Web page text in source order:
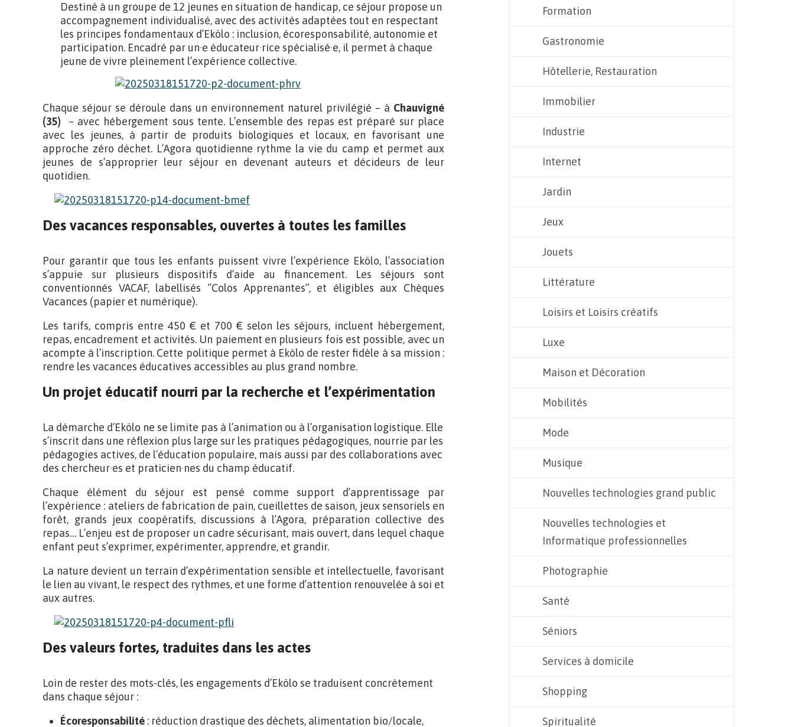
Destiné à un groupe de 12 jeunes en situation de handicap, ce séjour propose un
accompagnement individualisé, avec des activités adaptées tout en respectant
les principes fondamentaux d’Ekölo : inclusion, écoresponsabilité, autonomie et
participation. Encadré par un·e éducateur·rice spécialisé·e, il permet à chaque
jeune de vivre pleinement l’expérience collective.
Chaque séjour se déroule dans un environnement naturel privilégié – à Chauvigné
(35) – avec hébergement sous tente. L’ensemble des repas est préparé sur place
avec les jeunes, à partir de produits biologiques et locaux, en favorisant une
approche zéro déchet. L’Agora quotidienne rythme la vie du camp et permet aux
jeunes de s’approprier leur séjour en devenant auteurs et décideurs de leur
quotidien.
Des vacances responsables, ouvertes à toutes les familles
Pour garantir que tous les enfants puissent vivre l’expérience Ekölo, l’association
s’appuie sur plusieurs dispositifs d’aide au financement. Les séjours sont
conventionnés VACAF, labellisés “Colos Apprenantes”, et éligibles aux Chèques
Vacances (papier et numérique).
Les tarifs, compris entre 450 € et 700 € selon les séjours, incluent hébergement,
repas, encadrement et activités. Un paiement en plusieurs fois est possible, avec un
acompte à l’inscription. Cette politique permet à Ekölo de rester fidèle à sa mission :
rendre les vacances éducatives accessibles au plus grand nombre.
Un projet éducatif nourri par la recherche et l’expérimentation
La démarche d’Ekölo ne se limite pas à l’animation ou à l’organisation logistique. Elle
s’inscrit dans une réflexion plus large sur les pratiques pédagogiques, nourrie par les
pédagogies actives, de l’éducation populaire, mais aussi par des collaborations avec
des chercheur·es et praticien·nes du champ éducatif.
Chaque élément du séjour est pensé comme support d’apprentissage par
l’expérience : ateliers de fabrication de pain, cueillettes de saison, jeux sensoriels en
forêt, grands jeux coopératifs, discussions à l’Agora, préparation collective des
repas… L’enjeu est de proposer un cadre sécurisant, mais ouvert, dans lequel chaque
enfant peut s’exprimer, expérimenter, apprendre, et grandir.
La nature devient un terrain d’expérimentation sensible et intellectuelle, favorisant
le lien au vivant, le respect des rythmes, et une forme d’attention renouvelée à soi et
aux autres.
Des valeurs fortes, traduites dans les actes
Loin de rester des mots-clés, les engagements d’Ekölo se traduisent concrètement
dans chaque séjour :
Écoresponsabilité : réduction drastique des déchets, alimentation bio/locale,
Formation
Gastronomie
Hôtellerie, Restauration
Immobilier
Industrie
Internet
Jardin
Jeux
Jouets
Littérature
Loisirs et Loisirs créatifs
Luxe
Maison et Décoration
Mobilités
Mode
Musique
Nouvelles technologies grand public
Nouvelles technologies et
Informatique professionnelles
Photographie
Santé
Séniors
Services à domicile
Shopping
Spiritualité